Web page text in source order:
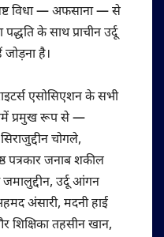
विधा — अफसाना — से
के साथ प्राचीन उर्दू
है।
एसोसिएशन के सभी
प्रमुख रूप से —
चोगले,
पत्रकार जनाब शकील
जमालुद्दीन, उर्दू आंगन
अंसारी, मदनी हाई
शिक्षिका तहसीन खान,